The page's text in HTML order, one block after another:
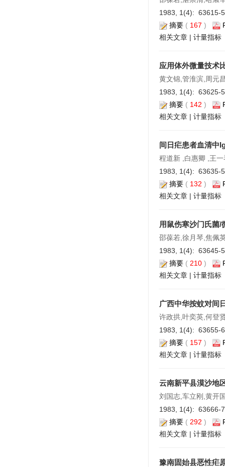
1983, 1(4): 63615-
摘要 ( 167 )
相关文章 | 计量指标
应用体外微量技术
黄文锦,管淮滨,周元
1983, 1(4): 63625-
摘要 ( 142 )
相关文章 | 计量指标
间日疟患者血清中
程道新 ,白惠卿 ,王
1983, 1(4): 63635-
摘要 ( 132 )
相关文章 | 计量指标
用鼠伤寒沙门氏菌
邵葆若,徐月琴,焦佩
1983, 1(4): 63645-
摘要 ( 210 )
相关文章 | 计量指标
广西中华按蚊对间
许政拱,叶奕英,何登
1983, 1(4): 63655-
摘要 ( 157 )
相关文章 | 计量指标
云南新平县漠沙地
刘国志,车立刚,黄开
1983, 1(4): 63666-
摘要 ( 292 )
相关文章 | 计量指标
豫南固始县恶性疟